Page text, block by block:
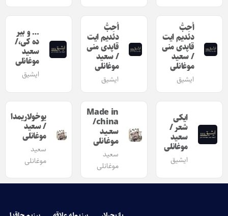
اُحِبُّ
دئدیم ایت
قاپدی منی
/ سعید
موغانلی
ایشیق
اُحِبُّ
دئدیم ایت
قاپدی منی
/ سعید
موغانلی
ایشیق
… و بیر
ده کی،/
سعید
موغانلی
ایشیق
ایکی
شعر /
سعید
موغانلی
ایشیق
Made in
china/
سعـیـد
مـوغـانلی
سعید
موغانلی
یوخولاریمدا
/ سعید
موغانلی
سعید
موغانلی